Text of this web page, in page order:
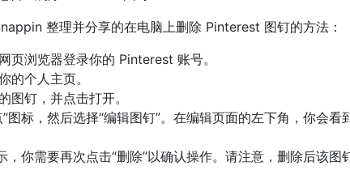
整理并分享的在电脑上删除 Pinterest 图钉的方法：
页浏览器登录你的 Pinterest 账号。
的个人主页。
图钉，并点击打开。
图标，然后选择“编辑图钉”。在编辑页面的左下角，你会看
，你需要再次点击“删除”以确认操作。请注意，删除后该图